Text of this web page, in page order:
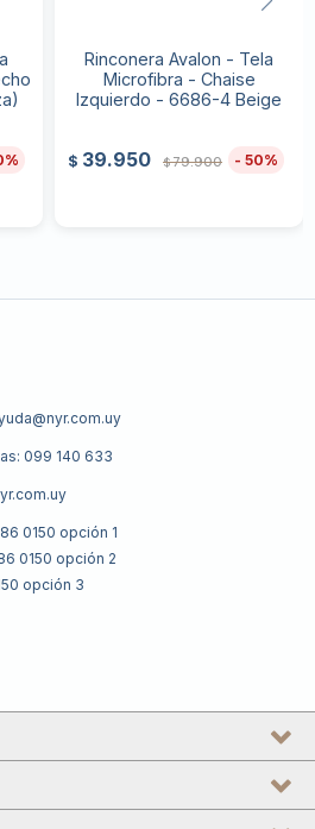
Rinconera Avalon - Tela
Microfibra - Chaise
Izquierdo - 6686-4 Beige
$ 39.950 $79.900 50
099 140 633
0150 opción 1
0150 opción 2
opción 3